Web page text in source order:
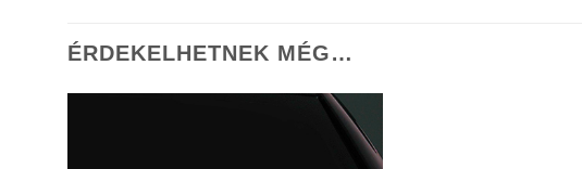
ÉRDEKELHETNEK MÉG…